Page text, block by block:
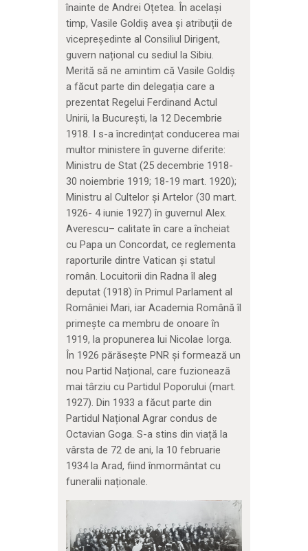
înainte de Andrei Oțetea. În același
timp, Vasile Goldiș avea și atribuții de
vicepreședinte al Consiliul Dirigent,
guvern național cu sediul la Sibiu.
Merită să ne amintim că Vasile Goldiș
a făcut parte din delegația care a
prezentat Regelui Ferdinand Actul
Unirii, la București, la 12 Decembrie
1918. I s-a încredințat conducerea mai
multor ministere în guverne diferite:
Ministru de Stat (25 decembrie 1918-
30 noiembrie 1919; 18-19 mart. 1920);
Ministru al Cultelor și Artelor (30 mart.
1926- 4 iunie 1927) în guvernul Alex.
Averescu– calitate în care a încheiat
cu Papa un Concordat, ce reglementa
raporturile dintre Vatican și statul
român. Locuitorii din Radna îl aleg
deputat (1918) în Primul Parlament al
României Mari, iar Academia Română îl
primește ca membru de onoare în
1919, la propunerea lui Nicolae Iorga.
În 1926 părăsește PNR și formează un
nou Partid Național, care fuzionează
mai târziu cu Partidul Poporului (mart.
1927). Din 1933 a făcut parte din
Partidul Național Agrar condus de
Octavian Goga. S-a stins din viață la
vârsta de 72 de ani, la 10 februarie
1934 la Arad, fiind înmormântat cu
funeralii naționale.